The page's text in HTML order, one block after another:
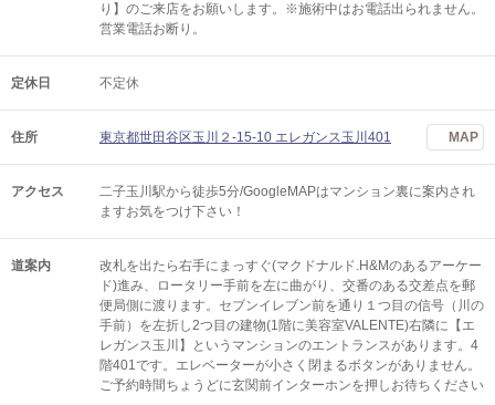
り】のご来店をお願いします。※施術中はお電話出られません。
営業電話お断り。
定休日 不定休
住所 東京都世田谷区玉川２-15-10 エレガンス玉川401 MAP
アクセス
二子玉川駅から徒歩5分/GoogleMAPはマンション裏に案内され
ますお気をつけ下さい！
道案内
改札を出たら右手にまっすぐ(マクドナルド.H&Mのあるアーケー
ド)進み、ロータリー手前を左に曲がり、交番のある交差点を郵
便局側に渡ります。セブンイレブン前を通り１つ目の信号（川の
手前）を左折し2つ目の建物(1階に美容室VALENTE)右隣に【エ
レガンス玉川】というマンションのエントランスがあります。4
階401です。エレベーターが小さく閉まるボタンがありません。
ご予約時間ちょうどに玄関前インターホンを押しお待ちください